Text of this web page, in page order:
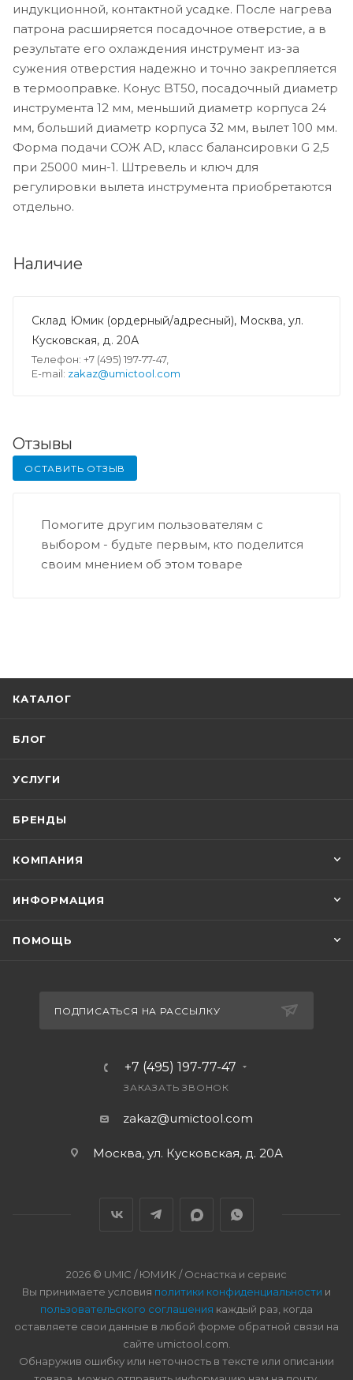
индукционной, контактной усадке. После нагрева
патрона расширяется посадочное отверстие, а в
результате его охлаждения инструмент из-за
сужения отверстия надежно и точно закрепляется
в термооправке. Конус BT50, посадочный диаметр
инструмента 12 мм, меньший диаметр корпуса 24
мм, больший диаметр корпуса 32 мм, вылет 100 мм.
Форма подачи СОЖ AD, класс балансировки G 2,5
при 25000 мин-1. Штревель и ключ для
регулировки вылета инструмента приобретаются
отдельно.
Наличие
Склад Юмик (ордерный/адресный), Москва, ул.
Кусковская, д. 20А
Телефон: +7 (495) 197-77-47,
E-mail: zakaz@umictool.com
Отзывы
ОСТАВИТЬ ОТЗЫВ
Помогите другим пользователям с
выбором - будьте первым, кто поделится
своим мнением об этом товаре
КАТАЛОГ
БЛОГ
УСЛУГИ
БРЕНДЫ
КОМПАНИЯ
ИНФОРМАЦИЯ
ПОМОЩЬ
ПОДПИСАТЬСЯ НА РАССЫЛКУ
+7 (495) 197-77-47
ЗАКАЗАТЬ ЗВОНОК
zakaz@umictool.com
Москва, ул. Кусковская, д. 20А
2026 © UMIC / ЮМИК / Оснастка и сервис
Вы принимаете условия политики конфиденциальности и
пользовательского соглашения каждый раз, когда
оставляете свои данные в любой форме обратной связи на
сайте umictool.com.
Обнаружив ошибку или неточность в тексте или описании